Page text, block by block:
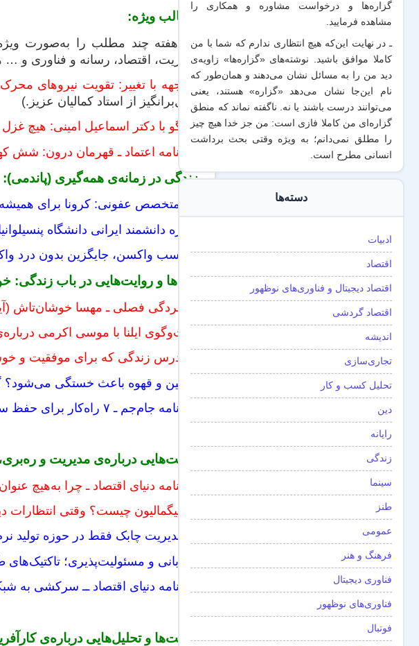
مطالب ویژه:
هر هفته چند مطلب را به‌صورت
مدیریت، اقتصاد، رسانه و فناوری و
مواجهه با تغییر: تقویت نیروهای
تأمل‌برانگیز از استاد کمالیان عزیز.)
گفتگو با دکتر اسماعیل امینی: هیچ
وزنامه اعتماد ـ قهرمان درون: شش
زندگی در زمانه‌ی همه‌گیری (پاندمی):
یک متخصص عفونی: کرونا برای همیشه
پروژه دانشمند ایرانی دانشگاه پنسیلوانیا برای ابداع
برچسب واکسن، جایگزین بدون درد
ایده‌ها و روایت‌هایی در باب زندگی:
افسردگی فصلی ـ مهسا خوشان‌تاش
گفت‌وگوی ایلنا با موسی اکرمی
کافئین و قهوه باعث خستگی می‌شود؟
روزنامه جام‌جم ـ ۷ راه‌کار برای حفظ سلامت روان
روایت‌هایی درباره‌ی مدیریت و
روزنامه دنیای اقتصاد ـ چرا به‌هیچ
اثر پیگمالیون چیست؟ وقتی
آیا مدیریت چابک فقط در حوزه تولید
مهربانی و مسئولیت‌پذیری؛ تاکتیک‌های
روزنامه دنیای اقتصاد ــ سرکشی به
روایت‌ها و تحلیل‌هایی درباره‌ی
گزاره‌ها و درخواست مشاوره و همکاری را
مشاهده فرمایید.
ـ در نهایت این‌که هیچ انتظاری ندارم که شما با من
کاملا موافق باشید. نوشته‌های «گزاره‌ها» زاویه‌ی
دید من را به مسائل نشان می‌دهند و همان‌طور که
نام این‌جا نشان می‌دهد «گزاره‌» هستند، یعنی
می‌توانند درست باشند یا نه. ناگفته نماند که منطق
گزاره‌ای من کاملا فازی است: من جز خدا هیچ چیز
را مطلق نمی‌دانم؛ به ویژه وقتی بحث برداشت
انسانی مطرح است.
دسته‌ها
ادبیات
اقتصاد
اقتصاد دیجیتال و فناوری‌های نوظهور
اقتصاد گردشی
اندیشه
تجاری‌سازی
تحلیل کسب و کار
دین
رایانه
زندگی
سینما
طنز
عمومی
فرهنگ و هنر
فناوری دیجیتال
فناوری‌های نوظهور
فوتبال